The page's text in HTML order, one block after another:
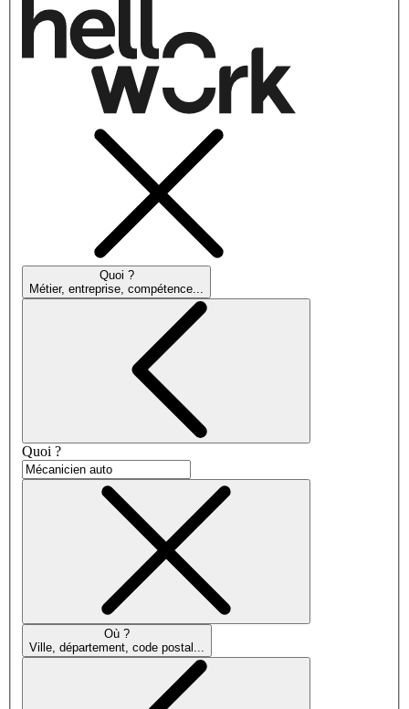
Quoi ?
Métier, entreprise, compétence...
Quoi ?
Où ?
Ville, département, code postal...